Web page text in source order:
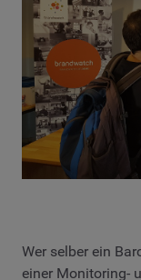
Wer selber ein
einer Monitoring-